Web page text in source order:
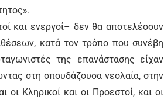
και ενεργοί– δεν θα αποτελέσουν
κατά τον τρόπο που συνέβη
της επανάστασης είχαν
στη σπουδάζουσα νεολαία, στην
Κληρικοί και οι Προεστοί, και οι